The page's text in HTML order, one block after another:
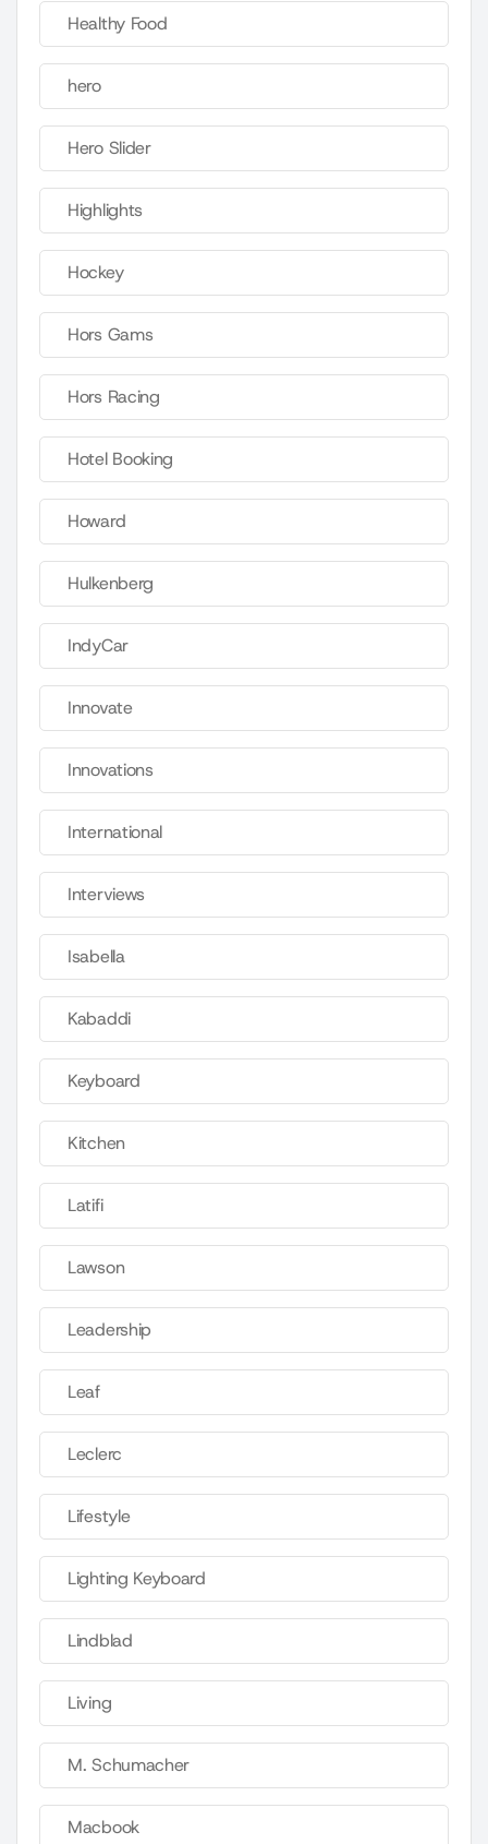
Healthy Food
hero
Hero Slider
Highlights
Hockey
Hors Gams
Hors Racing
Hotel Booking
Howard
Hulkenberg
IndyCar
Innovate
Innovations
International
Interviews
Isabella
Kabaddi
Keyboard
Kitchen
Latifi
Lawson
Leadership
Leaf
Leclerc
Lifestyle
Lighting Keyboard
Lindblad
Living
M. Schumacher
Macbook